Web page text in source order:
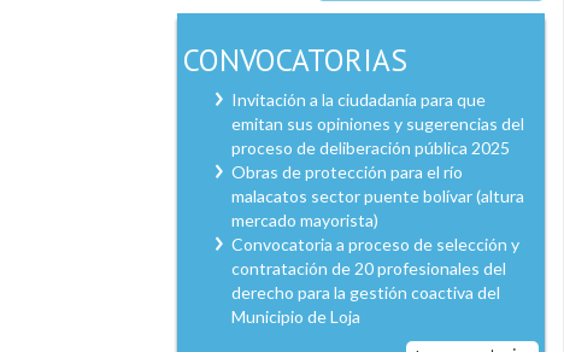
CONVOCATORIAS
Invitación a la ciudadanía para que
emitan sus opiniones y sugerencias del
proceso de deliberación pública 2025
Obras de protección para el río
malacatos sector puente bolívar (altura
mercado mayorista)
Convocatoria a proceso de selección y
contratación de 20 profesionales del
derecho para la gestión coactiva del
Municipio de Loja